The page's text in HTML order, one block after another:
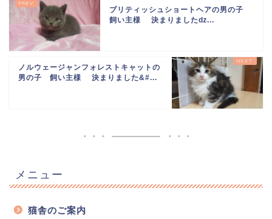
ブリティッシュショートヘアの男の子
飼い主様 決まりましたǳ...
ノルウェージャンフォレストキャットの
男の子 飼い主様 決まりました&#...
メニュー
猫舎のご案内